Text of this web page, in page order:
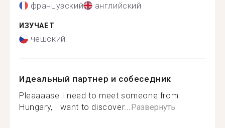
французский английский
ИЗУЧАЕТ
чешский
Идеальный партнер и собеседник
Pleaaaase I need to meet someone from
Hungary, I want to discover...Развернуть